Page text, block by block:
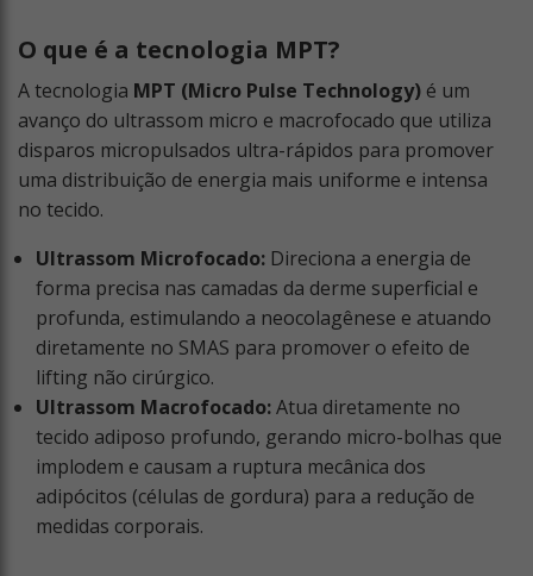
O que é a tecnologia MPT?
A tecnologia MPT (Micro Pulse Technology) é um
avanço do ultrassom micro e macrofocado que utiliza
disparos micropulsados ultra-rápidos para promover
uma distribuição de energia mais uniforme e intensa
no tecido.
Ultrassom Microfocado: Direciona a energia de
forma precisa nas camadas da derme superficial e
profunda, estimulando a neocolagênese e atuando
diretamente no SMAS para promover o efeito de
lifting não cirúrgico.
Ultrassom Macrofocado:Atua diretamente no
tecido adiposo profundo, gerando micro-bolhas que
implodem e causam a ruptura mecânica dos
adipócitos (células de gordura) para a redução de
medidas corporais.